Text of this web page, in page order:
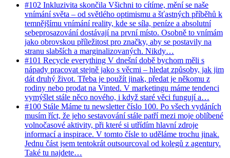
#102 Inkluzivita skončila Všichni to cítíme, mění se naše
vnímání světa – od světlého optimismu a šťastných příběhů k
temnějšímu vnímání reality, kde se síla, peníze a absolutní
sebeprosazování dostávají na první místo. Osobně to vnímám
jako obrovskou příležitost pro značky, aby se postavily na
stranu slabších a marginalizovaných. Nikdy…
#101 Recycle everything V dnešní době bychom měli s
nápady pracovat stejně jako s věcmi – hledat způsoby, jak jim
dát druhý život. Třeba je použít jinak, předat je někomu z
rodiny nebo prodat na Vinted. V marketingu máme tendenci
vymýšlet stále něco nového, i když staré věci fungují a…
#100 Stále Máme tu newsletter číslo 100. Po všech vydáních
musím říct, že jeho sestavování stále patří mezi moje oblíbené
volnočasové aktivity, při které si utřídím hlavní zdroje
informací a inspirace. V tomto čísle to uděláme trochu jinak.
Jednu část jsem tentokrát outsourcoval od kolegů z agentury.
Také tu najdete…